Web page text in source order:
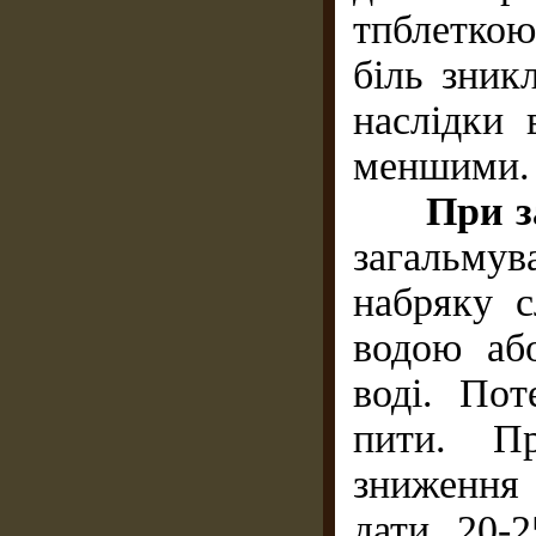
біль
наслідки
меншими.
При
набряку
водою
воді.
пити.